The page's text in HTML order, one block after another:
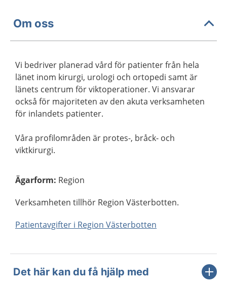
Om oss
Vi bedriver planerad vård för patienter från hela
länet inom kirurgi, urologi och ortopedi samt är
länets centrum för viktoperationer. Vi ansvarar
också för majoriteten av den akuta verksamheten
för inlandets patienter.
Våra profilområden är protes-, bråck- och
viktkirurgi.
Ägarform: Region
Verksamheten tillhör Region Västerbotten.
Patientavgifter i Region Västerbotten
Det här kan du få hjälp med